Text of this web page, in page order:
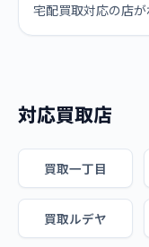
宅配買取対応の店が
対応買取店
買取一丁目
買取ルデヤ